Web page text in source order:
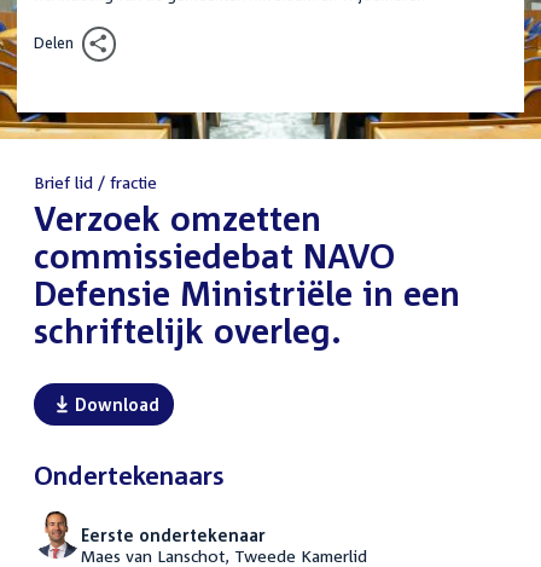
Delen
Brief lid / fractie
:Verzoek omzetten
commissiedebat NAVO
Defensie Ministriële in een
schriftelijk overleg.
Download
Ondertekenaars
Eerste ondertekenaar
Maes van Lanschot, Tweede Kamerlid